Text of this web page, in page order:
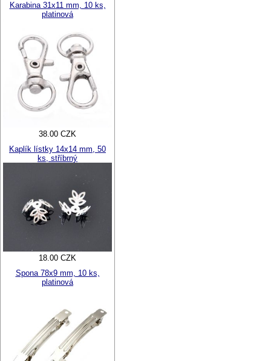
Karabina 31x11 mm, 10 ks,
platinová
38.00 CZK
Kaplík lístky 14x14 mm, 50
ks, stříbrný
18.00 CZK
Spona 78x9 mm, 10 ks,
platinová